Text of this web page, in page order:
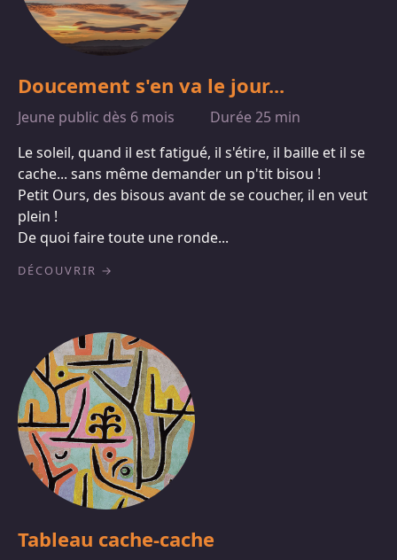
Doucement s'en va le jour...
Jeune public dès 6 mois
Durée 25 min
Le soleil, quand il est fatigué, il s'étire, il baille et il se
cache... sans même demander un p'tit bisou !
Petit Ours, des bisous avant de se coucher, il en veut
plein !
De quoi faire toute une ronde...
DÉCOUVRIR
Tableau cache-cache